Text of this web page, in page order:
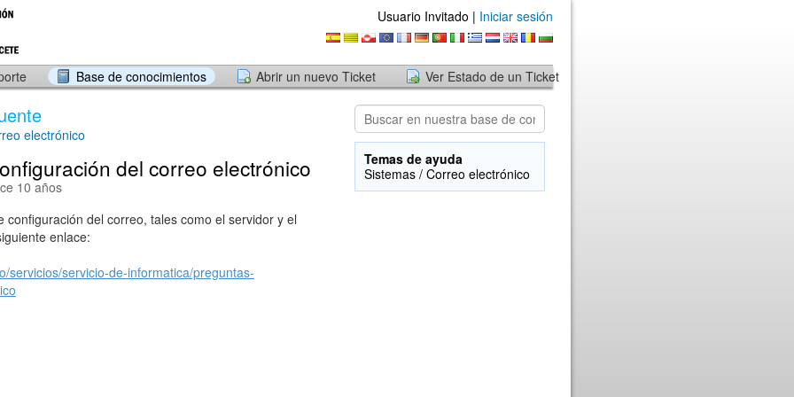
Usuario Invitado | Iniciar sesión
Base de conocimientos Abrir un nuevo Ticket Ver Estado de un Ticket
electrónico
del correo electrónico
10 años
configuración del correo, tales como el servidor y el
enlace:
servicios/servicio-de-informatica/preguntas-
Temas de ayuda
Sistemas / Correo electrónico